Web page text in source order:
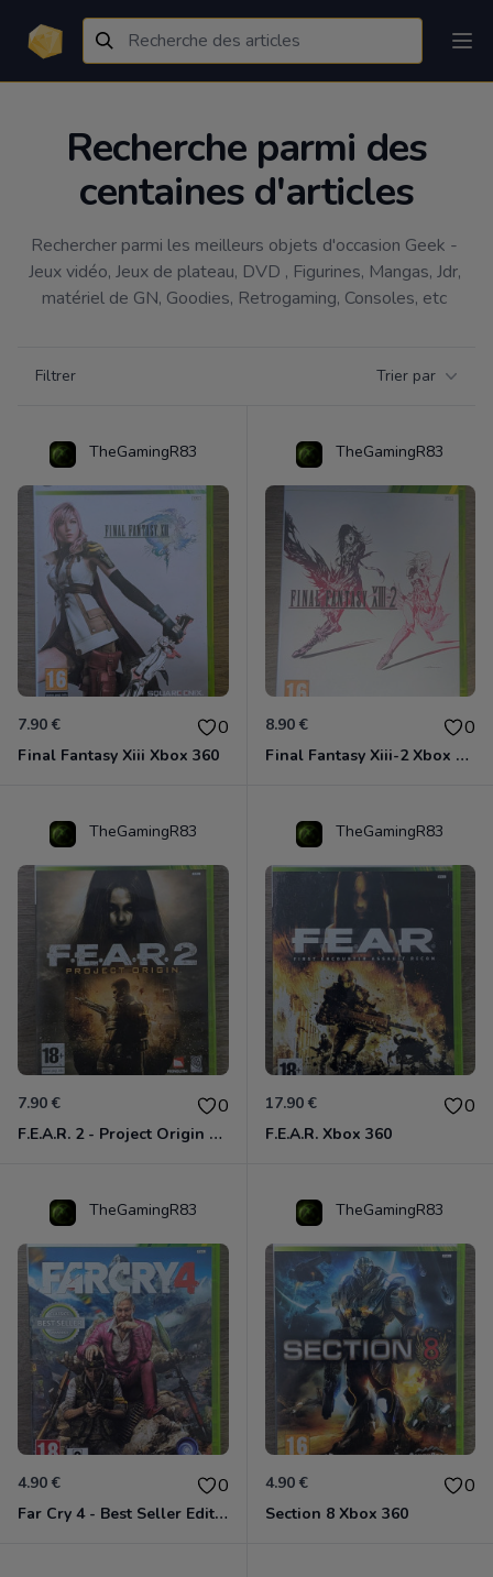
Recherche parmi des
centaines d'articles
Rechercher parmi les meilleurs objets d'occasion Geek -
Jeux vidéo, Jeux de plateau, DVD , Figurines, Mangas, Jdr,
matériel de GN, Goodies, Retrogaming, Consoles, etc
Filtrer Trier par
TheGamingR83
7.90 € 0
Final Fantasy Xiii Xbox 360
TheGamingR83
8.90 € 0
Final Fantasy Xiii-2 Xbox 360
TheGamingR83
7.90 € 0
F.E.A.R. 2 - Project Origin Xbox 360
TheGamingR83
17.90 € 0
F.E.A.R. Xbox 360
TheGamingR83
4.90 € 0
Far Cry 4 - Best Seller Edition Xbox 360
TheGamingR83
4.90 € 0
Section 8 Xbox 360